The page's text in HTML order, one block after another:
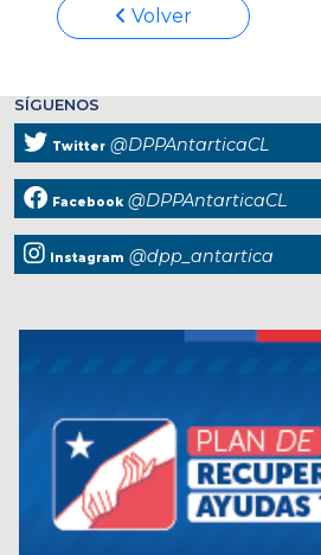
Volver
SÍGUENOS
Twitter @DPPAntarticaCL
Facebook @DPPAntarticaCL
Instagram @dpp_antartica